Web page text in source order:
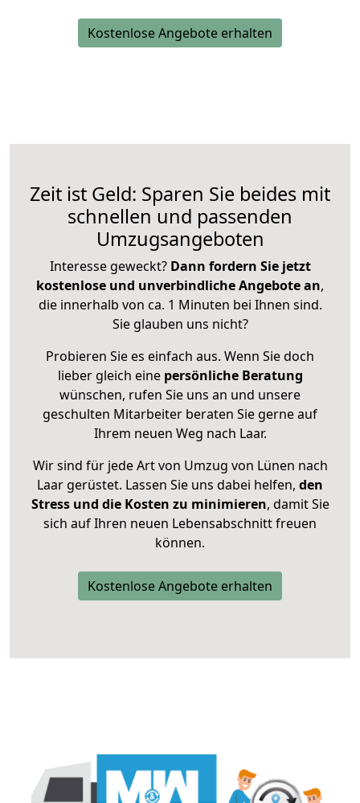
Kostenlose Angebote erhalten
Zeit ist Geld: Sparen Sie beides mit
schnellen und passenden
Umzugsangeboten
Interesse geweckt? Dann fordern Sie jetzt
kostenlose und unverbindliche Angebote an,
die innerhalb von ca. 1 Minuten bei Ihnen sind.
Sie glauben uns nicht?
Probieren Sie es einfach aus. Wenn Sie doch
lieber gleich eine persönliche Beratung
wünschen, rufen Sie uns an und unsere
geschulten Mitarbeiter beraten Sie gerne auf
Ihrem neuen Weg nach Laar.
Wir sind für jede Art von Umzug von Lünen nach
Laar gerüstet. Lassen Sie uns dabei helfen, den
Stress und die Kosten zu minimieren, damit Sie
sich auf Ihren neuen Lebensabschnitt freuen
können.
Kostenlose Angebote erhalten